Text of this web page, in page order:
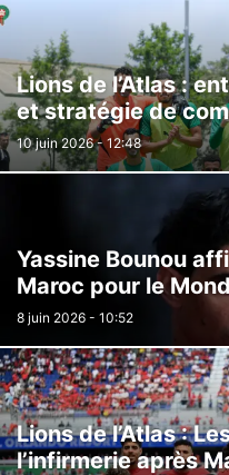
Lions de l’Atlas :
et stratégie de
10 juin 2026 - 12:48
Yassine Bounou
Maroc pour le
8 juin 2026 - 10:52
Lions de l’Atlas :
l’infirmerie après